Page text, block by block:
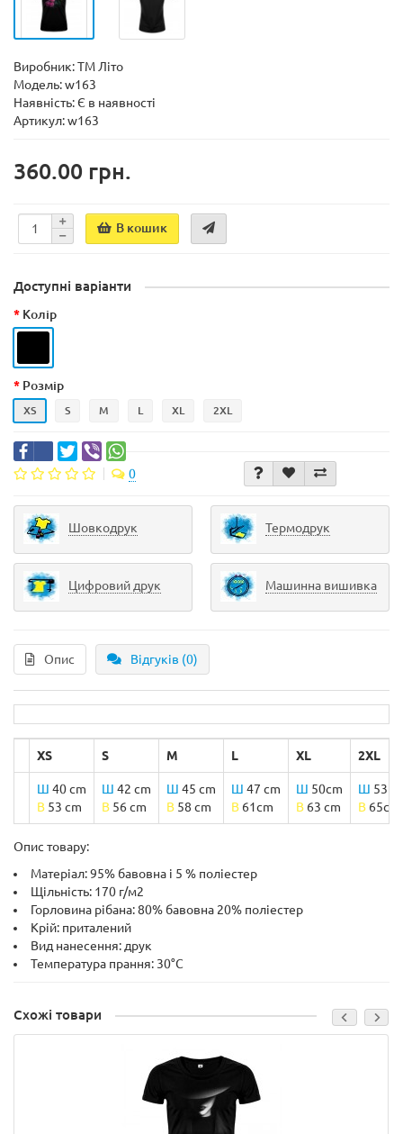
Виробник:ТМ Літо
Модель:w163
Наявність:Є в наявності
Артикул: w163
360.00 грн.
В кошик
Доступні варіанти
Колір
Розмір
XS S M L XL 2XL
0
Шовкодрук Термодрук
Цифровий друк Машинна вишивка
Опис Відгуків (0)
XS S M L XL 2XL
Ш 40 cm
B 53 cm
Ш 42 cm
B 56 cm
Ш 45 cm
B 58 cm
Ш 47 cm
B 61cm
Ш 50cm
B 63 cm
Ш 53
B 65cm
Опис товару:
Матеріал: 95% бавовна і 5 % поліестер
Щільність: 170 г/м2
Горловина рібана: 80% бавовна 20% поліестер
Крій: приталений
Вид нанесення: друк
Температура прання: 30°C
Схожі товари